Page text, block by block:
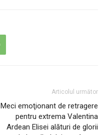
Articolul următor
Meci emoţionant de retragere
pentru extrema Valentina
Ardean Elisei alături de glorii